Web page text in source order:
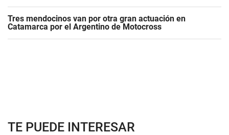
Tres mendocinos van por otra gran actuación en
Catamarca por el Argentino de Motocross
TE PUEDE INTERESAR